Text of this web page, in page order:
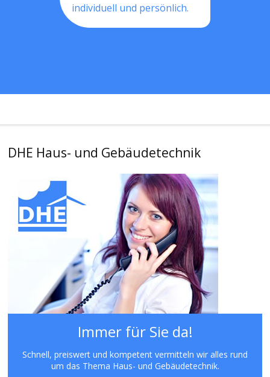
individuell und persönlich.
DHE Haus- und Gebäudetechnik
Immer für Sie da!
Schnell, preiswert und kompetent vermitteln wir alles rund
um das Thema Haus- und Gebäudetechnik.